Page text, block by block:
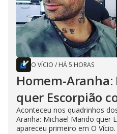
O VÍCIO / HÁ 5 HORAS
Homem-
quer Escorpião
Aconteceu nos quadrinhos
Aranha: Michael Mando quer
apareceu primeiro em O Vício.